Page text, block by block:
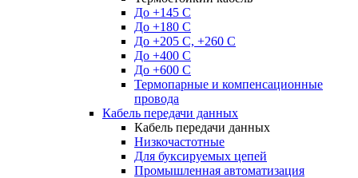
До +145 С
До +180 C
До +205 С, +260 С
До +400 C
До +600 С
Термопарные и компенсационные
провода
Кабель передачи данных
Кабель передачи данных
Низкочастотные
Для буксируемых цепей
Промышленная автоматизация